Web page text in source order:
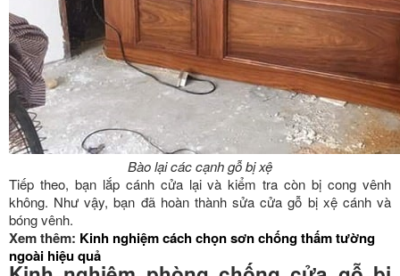
Bào lại các cạnh gỗ bị xệ
Tiếp theo, bạn lắp cánh cửa lại và kiểm tra còn bị cong vênh
không. Như vậy, bạn đã hoàn thành sửa cửa gỗ bị xệ cánh và
bóng vênh.
Xem thêm: Kinh nghiệm cách chọn sơn chống thấm tường
ngoài hiệu quả